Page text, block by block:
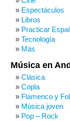
Espectáculos
Libros
Practicar
Tecnología
Más
Música en
Clásica
Copla
Flamenco y
Música joven
Pop – Rock